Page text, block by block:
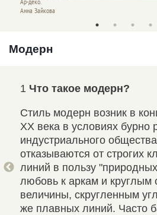
Анна Зайкова
Модерн
1 Что такое модерн?
Стиль модерн возник в
XX века в условиях бурно
индустриального
отказываются от строгих
линий в пользу
любовь к аркам и круглым
величины, скругленным
же плавных линий. Часто